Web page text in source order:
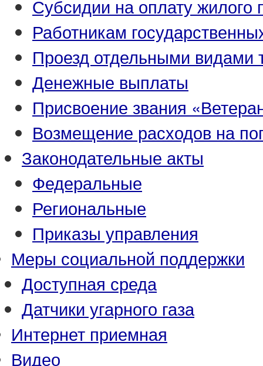
Субсидии на оплату
Работникам
Проезд отдельными видами
Денежные выплаты
Присвоение звания
Возмещение расходов на
Законодательные акты
Федеральные
Региональные
Приказы управления
Меры социальной поддержки
Доступная среда
Датчики угарного газа
Интернет приемная
Видео